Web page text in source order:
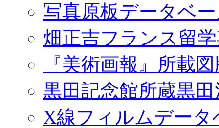
写真原板データベ
畑正吉フランス留
『美術画報』所載
黒田記念館所蔵黒
X線フィルムデータ